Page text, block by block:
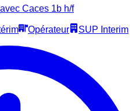
Caces 1b h/f
Opérateur
SUP Interim